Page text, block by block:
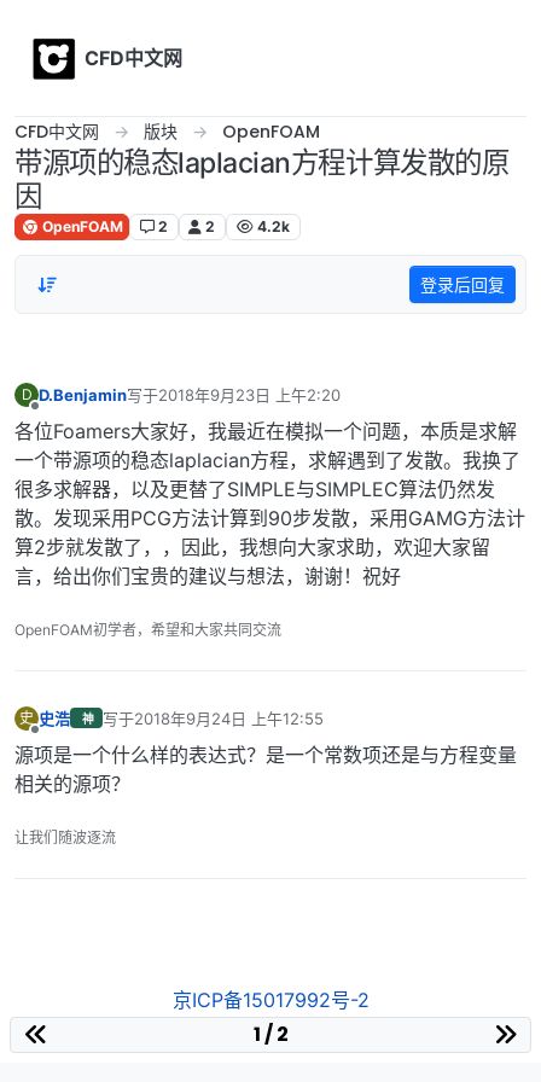
CFD中文网
CFD中文网 版块 OpenFOAM
带源项的稳态laplacian方程计算发散的原
因
OpenFOAM 2 2 4.2k
登录后回复
D
离线
D.Benjamin写于2018年9月23日 上午2:20
最后由 编辑
各位Foamers大家好，我最近在模拟一个问题，本质是求解
一个带源项的稳态laplacian方程，求解遇到了发散。我换了
很多求解器，以及更替了SIMPLE与SIMPLEC算法仍然发
散。发现采用PCG方法计算到90步发散，采用GAMG方法计
算2步就发散了，，因此，我想向大家求助，欢迎大家留
言，给出你们宝贵的建议与想法，谢谢！祝好
OpenFOAM初学者，希望和大家共同交流
史 史浩 神 写于2018年9月24日 上午12:55
最后由 编辑
源项是一个什么样的表达式？是一个常数项还是与方程变量
相关的源项？
让我们随波逐流
京ICP备15017992号-2
1 / 2